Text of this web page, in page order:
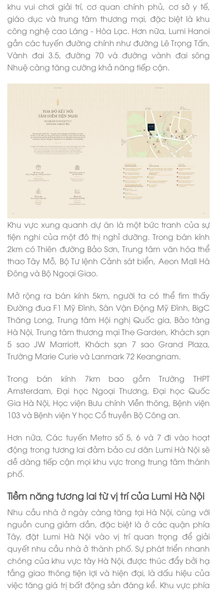
khu vui chơi giải trí, cơ quan chính phủ, cơ sở y tế,
giáo dục và trung tâm thương mại, đặc biệt là khu
công nghệ cao Láng - Hòa Lạc. Hơn nữa, Lumi Hanoi
gần các tuyến đường chính như đường Lê Trọng Tấn,
Vành đai 3.5, đường 70 và đường vành đai sông
Nhuệ càng tăng cường khả năng tiếp cận.
Khu vực xung quanh dự án là một bức tranh của sự
tiện nghi của một đô thị nghỉ dưỡng. Trong bán kính
2km có Thiên đường Bảo Sơn, Trung tâm văn hóa thể
thao Tây Mỗ, Bộ Tư lệnh Cảnh sát biển, Aeon Mall Hà
Đông và Bộ Ngoại Giao.
Mở rộng ra bán kính 5km, người ta có thể tìm thấy
Đường đua F1 Mỹ Đình, Sân Vận Động Mỹ Đình, BigC
Thăng Long, Trung tâm Hội nghị Quốc gia, Bảo tàng
Hà Nội, Trung tâm thương mại The Garden, Khách sạn
5 sao JW Marriott, Khách sạn 7 sao Grand Plaza,
Trường Marie Curie và Lanmark 72 Keangnam.
Trong bán kính 7km bao gồm Trường THPT
Amsterdam, Đại học Ngoại Thương, Đại học Quốc
Gia Hà Nội, Học viện Bưu chính Viễn thông, Bệnh viện
103 và Bệnh viện Y học Cổ truyền Bộ Công an.
Hơn nữa, Các tuyến Metro số 5, 6 và 7 đi vào hoạt
động trong tương lai đảm bảo cư dân Lumi Hà Nội sẽ
dễ dàng tiếp cận mọi khu vực trong trung tâm thành
phố.
Tiềm năng tương lai từ vị trí của Lumi Hà Nội
Nhu cầu nhà ở ngày càng tăng tại Hà Nội, cùng với
nguồn cung giảm dần, đặc biệt là ở các quận phía
Tây, đặt Lumi Hà Nội vào vị trí quan trọng để giải
quyết nhu cầu nhà ở thành phố. Sự phát triển nhanh
chóng của khu vực tây Hà Nội, được thúc đẩy bởi hạ
tầng giao thông tiện lợi và hiện đại, là dấu hiệu của
việc tăng giá trị bất động sản đáng kể. Khu vực phía